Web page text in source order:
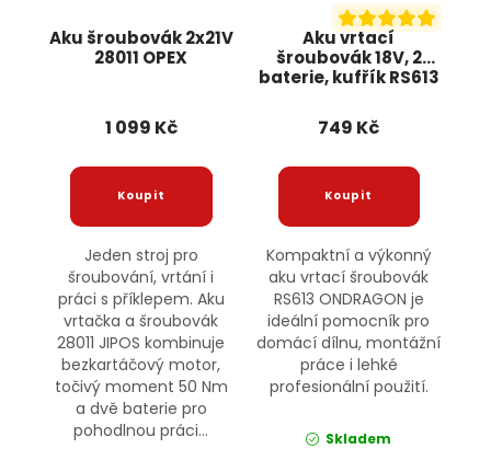
Aku šroubovák 2x21V
28011 OPEX
1 099 Kč
Jeden stroj pro
šroubování, vrtání i
práci s příklepem. Aku
vrtačka a šroubovák
28011 JIPOS kombinuje
bezkartáčový motor,
točivý moment 50 Nm
a dvě baterie pro
pohodlnou práci...
Aku vrtací
šroubovák 18V, 2
baterie, kufřík RS613
749 Kč
Kompaktní a výkonný
aku vrtací šroubovák
RS613 ONDRAGON je
ideální pomocník pro
domácí dílnu, montážní
práce i lehké
profesionální použití.
Skladem